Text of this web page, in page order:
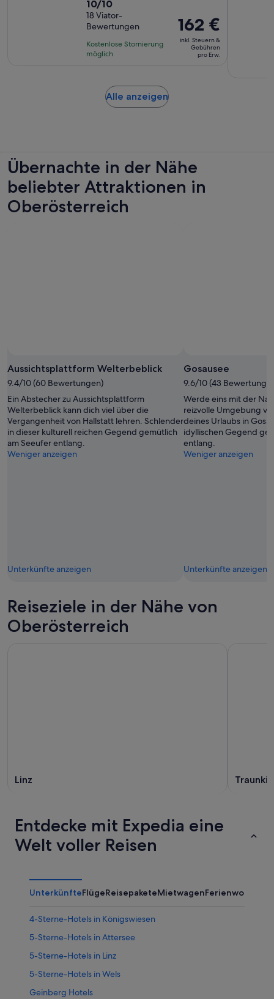
Aktivität
dauert
7
Stunden
10.0
von
10,
basierend
auf
10/10
18 Viator-
Bewertungen
Kostenlose Stornierung
möglich
Der
Preis
beträgt
162 €
162 €
inkl. Steuern &
Gebühren
pro Erw.
Alle anzeigenWird
Übernachte in der Nähe
beliebter Attraktionen in
Oberösterreich
Aussichtsplattform Welterbeblick
9.4/10 (60 Bewertungen)
Ein Abstecher zu Aussichtsplattform
Welterbeblick kann dich viel über die
Vergangenheit von Hallstatt lehren. Schlender
in dieser kulturell reichen Gegend gemütlich
am Seeufer entlang.
Weniger anzeigen
Unterkünfte anzeigen
Gosausee
9.6/10 (43
Werde eins mit der
reizvolle Umgebung
deines Urlaubs in
idyllischen Gegend
entlang.
Weniger anzeigen
Unterkünfte anzeigen
Reiseziele in der Nähe von
Oberösterreich
Linz
Entdecke mit Expedia eine
Welt voller Reisen
UnterkünfteFlügeReisepaketeMietwagen
4-Sterne-Hotels in Königswiesen
5-Sterne-Hotels in Attersee
5-Sterne-Hotels in Linz
5-Sterne-Hotels in Wels
Geinberg Hotels